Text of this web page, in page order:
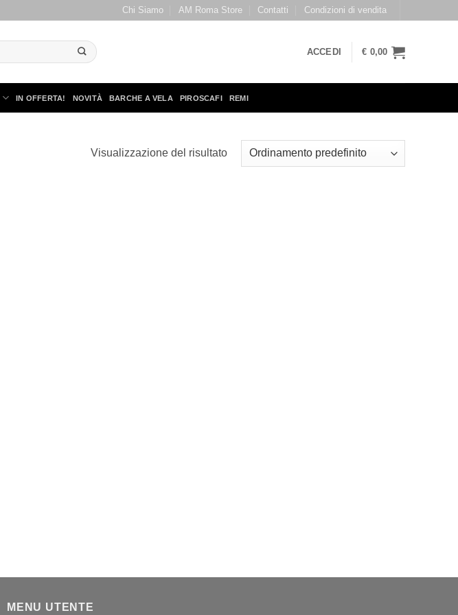
Chi Siamo AM Roma Store Contatti Condizioni di vendita
ACCEDI € 0,00
IN OFFERTA! NOVITÀ BARCHE A VELA PIROSCAFI REMI
Visualizzazione del risultato
MENU UTENTE